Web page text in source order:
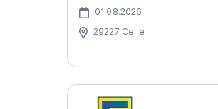
01.08.2026
29227 Celle